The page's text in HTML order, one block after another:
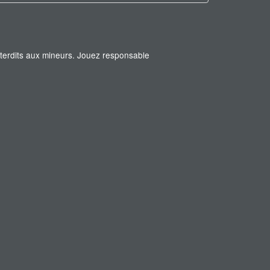
aux mineurs. Jouez responsable